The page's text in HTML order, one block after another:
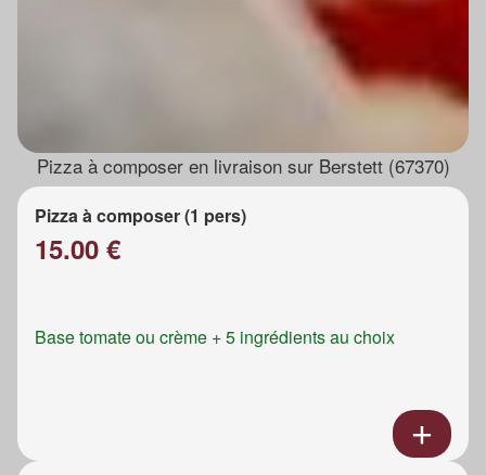
Pizza à composer en livraison sur Berstett (67370)
Pizza à composer (1 pers)
15.00 €
Base tomate ou crème + 5 ingrédients au choix